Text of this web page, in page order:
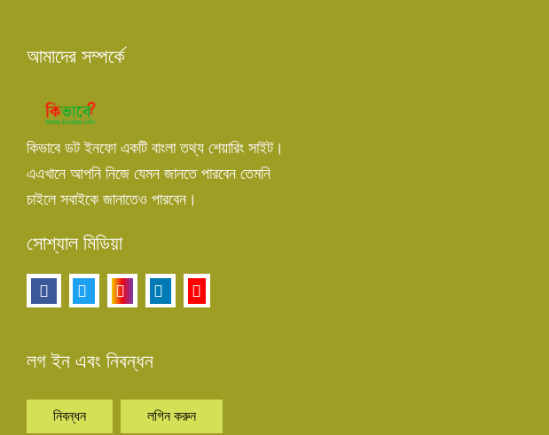
আমাদের সম্পর্কে
কিভাবে ডট ইনফো একটি বাংলা তথ্য শেয়ারিং সাইট।
এএখানে আপনি নিজে যেমন জানতে পারবেন তেমনি
চাইলে সবাইকে জানাতেও পারবেন।
সোশ্যাল মিডিয়া
লগ ইন এবং নিবন্ধন
নিবন্ধন লগিন করুন